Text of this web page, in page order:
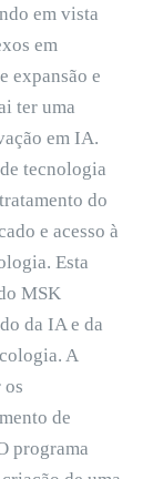
em vista
em
expansão e
ter uma
em IA.
tecnologia
do
e acesso à
Esta
MSK
da IA e da
A
os
de
programa